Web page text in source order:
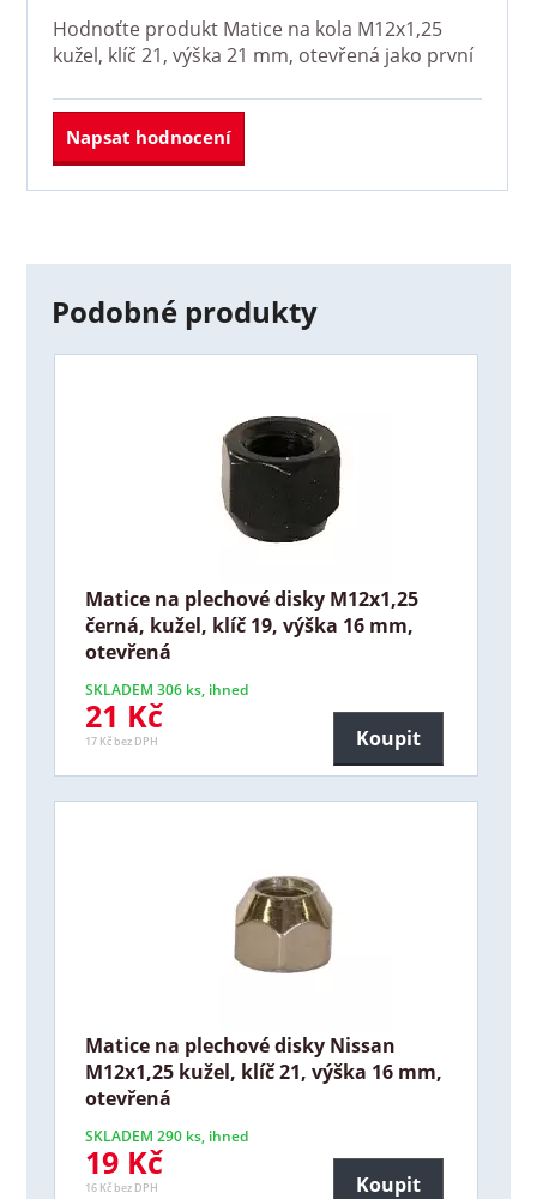
Hodnoťte produkt Matice na kola M12x1,25
kužel, klíč 21, výška 21 mm, otevřená jako první
Napsat hodnocení
Podobné produkty
Matice na plechové disky M12x1,25
černá, kužel, klíč 19, výška 16 mm,
otevřená
SKLADEM 306 ks, ihned
21 Kč
17 Kč bez DPH Koupit
Matice na plechové disky Nissan
M12x1,25 kužel, klíč 21, výška 16 mm,
otevřená
SKLADEM 290 ks, ihned
19 Kč
16 Kč bez DPH Koupit